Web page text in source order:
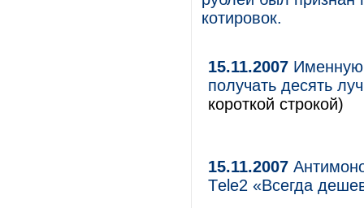
котировок.
15.11.2007
получать десять
короткой строкой)
15.11.2007
Тele2 «Всегда